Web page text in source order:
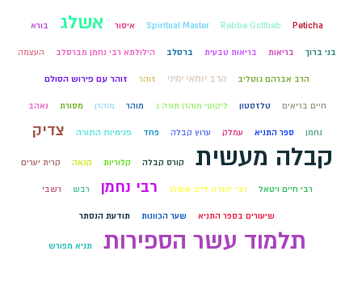
Peticha
Rebbe Gottlieb
Spiritual Master איסור אשלג בורא
בני ברוך בריאות בריאות טבעית ברסלב הילולתא רבי נחמן מברסלב העצמה
הרב אברהם גוטליב הרב יוחאי ימיני זוהר זוהר עם פירוש הסולם
חיים בריאים טלזסטון ליקוטי מוהרן תורה ג מוהר מוהרן מסורת נאהב
נחמן ספר התניא עמלק ערוץ קבלה פחד פנימיות התורה צדיק
קבלה מעשית קורס קבלה קלוריות קנאה קרית יערים
רבי חיים ויטאל רבי יהודה לייב אשלג רבי נחמן רבש רשבי
שיעורים בספר התניא שער הכוונות תודעת הנסתר
תלמוד עשר הספירות תניא מפורש